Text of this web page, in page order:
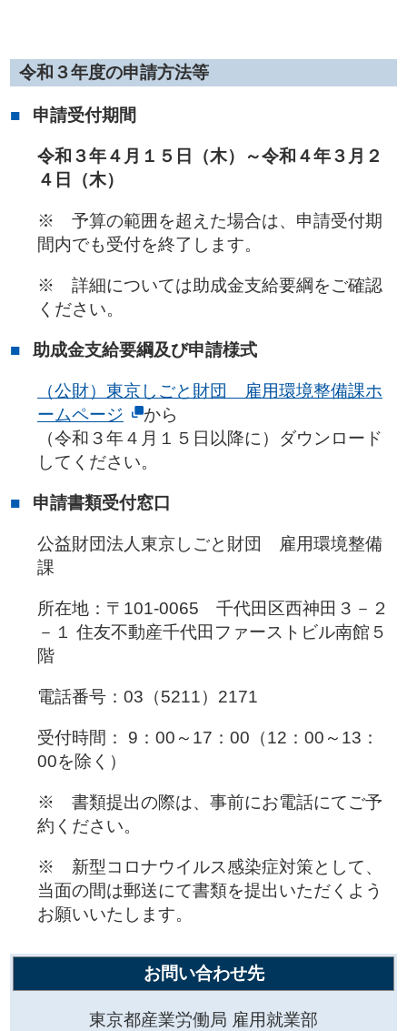
令和３年度の申請方法等
申請受付期間
令和３年４月１５日（木）～令和４年３月２
４日（木）
※ 予算の範囲を超えた場合は、申請受付期
間内でも受付を終了します。
※ 詳細については助成金支給要綱をご確認
ください。
助成金支給要綱及び申請様式
（公財）東京しごと財団 雇用環境整備課ホ
ームページ
から
（令和３年４月１５日以降に）ダウンロード
してください。
申請書類受付窓口
公益財団法人東京しごと財団 雇用環境整備
課
所在地：〒101-0065 千代田区西神田３－２
－１ 住友不動産千代田ファーストビル南館５
階
電話番号：03（5211）2171
受付時間： 9：00～17：00（12：00～13：
00を除く）
※ 書類提出の際は、事前にお電話にてご予
約ください。
※ 新型コロナウイルス感染症対策として、
当面の間は郵送にて書類を提出いただくよう
お願いいたします。
お問い合わせ先
東京都産業労働局 雇用就業部